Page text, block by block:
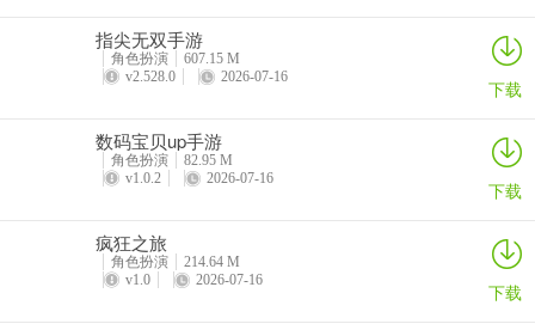
玛莉亚救助选项），最后阿雅被父亲做成人偶；
指尖无双手游
角色扮演
607.15 M
v2.528.0
2026-07-16 下载
数码宝贝up手游
角色扮演
82.95 M
v1.0.2
2026-07-16 下载
疯狂之旅
角色扮演
214.64 M
v1.0
2026-07-16 下载